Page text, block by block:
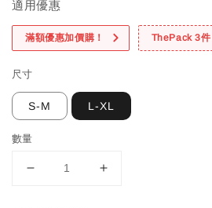
適用優惠
滿額優惠加價購！ ThePack 3
尺寸
S-M L-XL
數量